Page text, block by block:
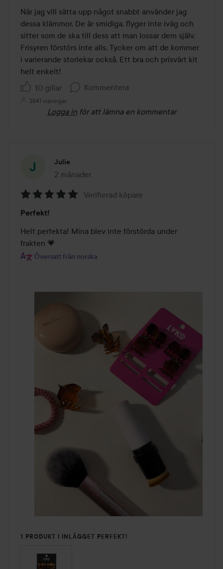
av
5
När jag vill sätta upp något snabbt använder jag
dessa klämmor. De är smidiga, flyger inte iväg och
sitter som de ska till dess att man lossar dem själv.
Frisyren förstörs inte alls. Tycker om att de kommer
i varierande storlekar också. Ett bra och prisvärt kit
helt enkelt!
10 gillar
Kommentera
3841 visningar
Logga in för att lämna en kommentar
Julie
2 månader
Inlägget skapades 2 månader
5
av
5
Verifierad köpare
Perfekt!
Helt perfekta! Mina blev inte förstörda under
frakten 💗
Översatt från norska
1 PRODUKT I INLÄGGET PERFEKT!